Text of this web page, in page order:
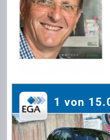
1 von